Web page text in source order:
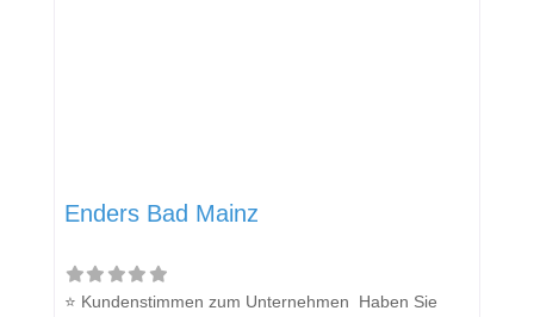
Enders Bad Mainz
⭐ Kundenstimmen zum Unternehmen Haben Sie